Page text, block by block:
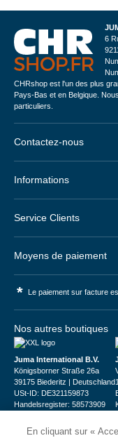
6
CHRshop est l'un des plus
Pays-Bas et en Belgique.
particuliers.
Contactez-nous
Informations
Service Clients
Moyens de paiement
* Le paiement sur facture
Nos autres boutiques
Juma International B.V.
Königsborner Straße 26a
39175 Biederitz | Deutschland
USt-ID: DE321159873
Handelsregister: 58573909
En cliquant sur «